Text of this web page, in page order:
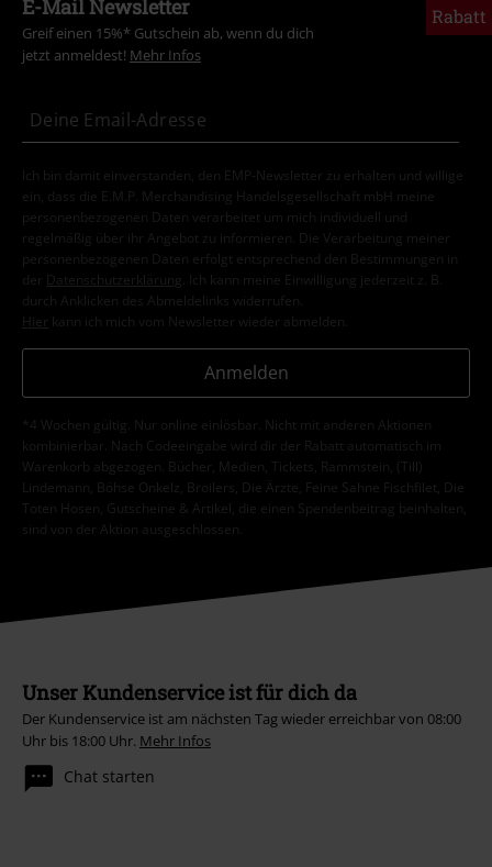
Rabatt
E-Mail Newsletter
Greif einen 15%* Gutschein ab, wenn du dich
jetzt anmeldest! Mehr Infos
Ich bin damit einverstanden, den EMP-Newsletter zu erhalten und willige
ein, dass die E.M.P. Merchandising Handelsgesellschaft mbH meine
personenbezogenen Daten verarbeitet um mich individuell und
regelmäßig über ihr Angebot zu informieren. Die Verarbeitung meiner
personenbezogenen Daten erfolgt entsprechend den Bestimmungen in
der
Datenschutzerklärung
. Ich kann meine Einwilligung jederzeit z. B.
durch Anklicken des Abmeldelinks widerrufen.
Hier kann ich mich vom Newsletter wieder abmelden.
Anmelden
*4 Wochen gültig. Nur online einlösbar. Nicht mit anderen Aktionen
kombinierbar. Nach Codeeingabe wird dir der Rabatt automatisch im
Warenkorb abgezogen. Bücher, Medien, Tickets, Rammstein, (Till)
Lindemann, Böhse Onkelz, Broilers, Die Ärzte, Feine Sahne Fischfilet, Die
Toten Hosen, Gutscheine & Artikel, die einen Spendenbeitrag beinhalten,
sind von der Aktion ausgeschlossen.
Unser Kundenservice ist für dich da
Der Kundenservice ist am nächsten Tag wieder erreichbar von 08:00
Uhr bis 18:00 Uhr. Mehr Infos
Chat starten